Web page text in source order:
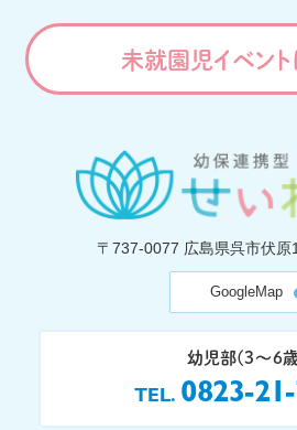
未就園児イベント
〒737-0077 広島県呉市伏
GoogleMap
幼児部(3〜6
TEL 0823-